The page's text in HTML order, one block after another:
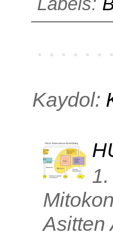
Kaydol:
Asitten